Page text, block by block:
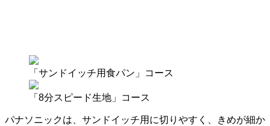
「サンドイッチ用食パン」コース
「8分スピード生地」コース
パナソニックは、サンドイッチ用に切りやすく、きめが細か